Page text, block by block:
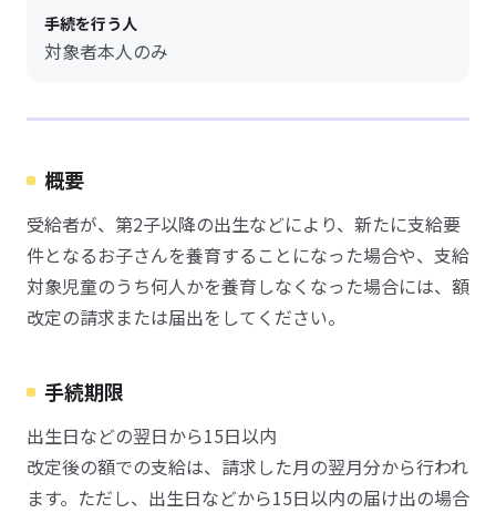
手続を行う人
対象者本人のみ
概要
受給者が、第2子以降の出生などにより、新たに支給要
件となるお子さんを養育することになった場合や、支給
対象児童のうち何人かを養育しなくなった場合には、額
改定の請求または届出をしてください。
手続期限
出生日などの翌日から15日以内
改定後の額での支給は、請求した月の翌月分から行われ
ます。ただし、出生日などから15日以内の届け出の場合